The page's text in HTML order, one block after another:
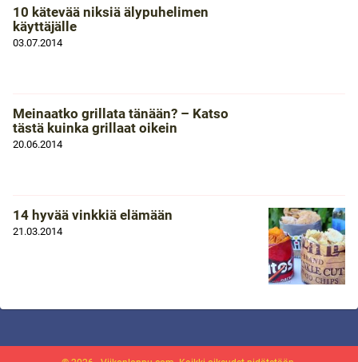
10 kätevää niksiä älypuhelimen
käyttäjälle
03.07.2014
Meinaatko grillata tänään? – Katso
tästä kuinka grillaat oikein
20.06.2014
14 hyvää vinkkiä elämään
21.03.2014